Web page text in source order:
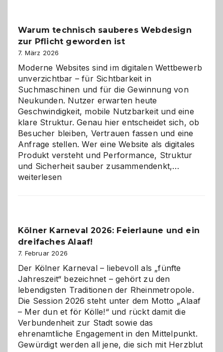
den
Logikrätseln
Warum technisch sauberes Webdesign
zur Pflicht geworden ist
7. März 2026
Moderne Websites sind im digitalen Wettbewerb
unverzichtbar – für Sichtbarkeit in
Suchmaschinen und für die Gewinnung von
Neukunden. Nutzer erwarten heute
Geschwindigkeit, mobile Nutzbarkeit und eine
klare Struktur. Genau hier entscheidet sich, ob
Besucher bleiben, Vertrauen fassen und eine
Anfrage stellen. Wer eine Website als digitales
Produkt versteht und Performance, Struktur
und Sicherheit sauber zusammendenkt,…
geworden
weiterlesen
Kölner Karneval 2026: Feierlaune und ein
dreifaches Alaaf!
7. Februar 2026
Der Kölner Karneval – liebevoll als „fünfte
Jahreszeit“ bezeichnet – gehört zu den
lebendigsten Traditionen der Rheinmetropole.
Die Session 2026 steht unter dem Motto „Alaaf
– Mer dun et för Kölle!“ und rückt damit die
Verbundenheit zur Stadt sowie das
ehrenamtliche Engagement in den Mittelpunkt.
Gewürdigt werden all jene, die sich mit Herzblut